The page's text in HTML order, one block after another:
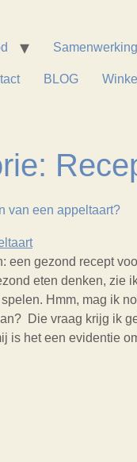
BLOG Winkel
van een appeltaart?
een gezond recept
eten denken, zie
Hmm, mag ik
Die vraag krijg ik
is het een evidentie